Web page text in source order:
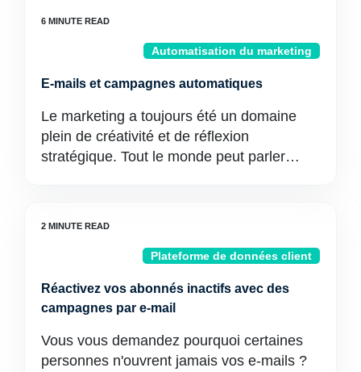
Automatisation du marketing
E-mails et campagnes automatiques
Le marketing a toujours été un domaine
plein de créativité et de réflexion
stratégique. Tout le monde peut parler…
Plateforme de données client
Réactivez vos abonnés inactifs avec des
campagnes par e-mail
Vous vous demandez pourquoi certaines
personnes n'ouvrent jamais vos e-mails ?